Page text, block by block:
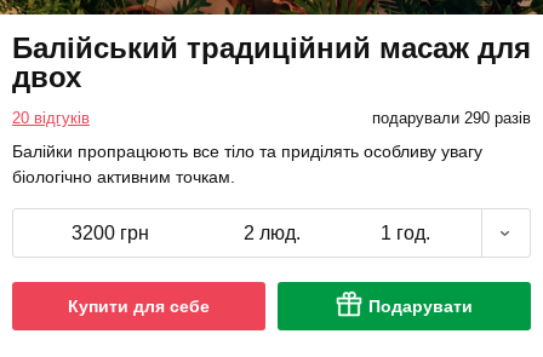
Балійський традиційний масаж для
двох
20 відгуків подарували 290 разів
Балійки пропрацюють все тіло та приділять особливу увагу
біологічно активним точкам.
3200 грн 2 люд. 1 год.
Купити для себе Подарувати